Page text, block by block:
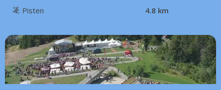
Pisten
4.8 km
49 km